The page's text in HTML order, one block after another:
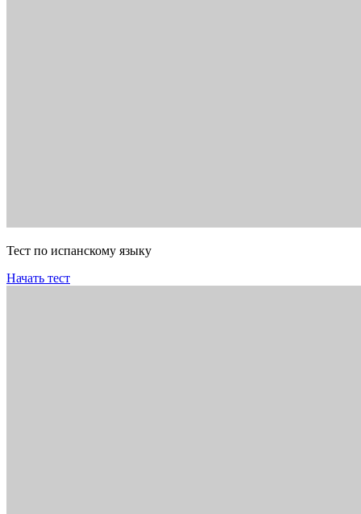
Тест по испанскому языку
Начать тест